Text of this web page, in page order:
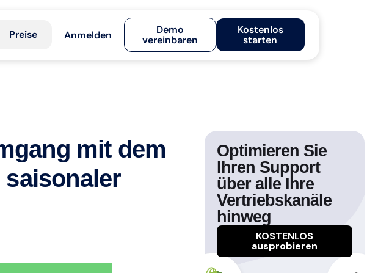
Preise Anmelden
Demo
vereinbaren
Kostenlos
starten
mit dem
Optimieren Sie
Ihren Support
über alle Ihre
Vertriebskanäle
hinweg
KOSTENLOS
ausprobieren